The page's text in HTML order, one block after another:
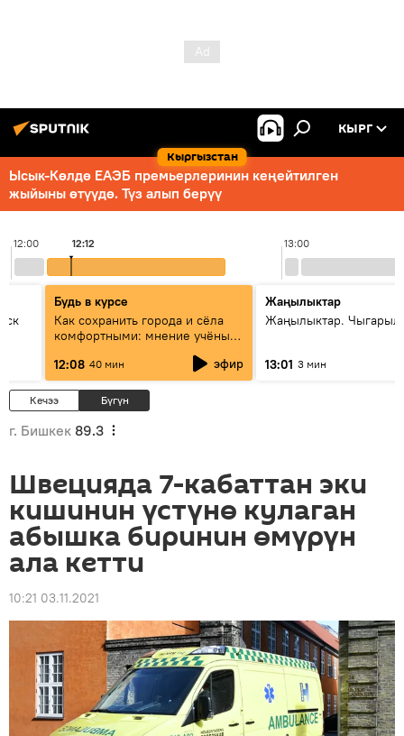
Кыргызстан
КЫРГ
Ысык-Көлдө ЕАЭБ премьерлеринин кеңейтилген
жыйыны өтүүдө. Түз алып берүү
12:00 13:00
12:12
Будь в курсе
Как сохранить города и сёла
комфортными: мнение учёных
12:08 40 мин эфир
Жаңылыктар
Жаңылыктар.
13:01 3 мин
Кечээ Бүгүн
г. Бишкек 89.3
Швецияда 7-кабаттан эки
кишинин үстүнө кулаган
абышка биринин өмүрүн
ала кетти
10:21 03.11.2021